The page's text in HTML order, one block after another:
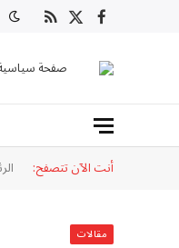
فيسبوك
X
RSS
صفحة سياسية
أنت الآن تتصفح:
مقالات